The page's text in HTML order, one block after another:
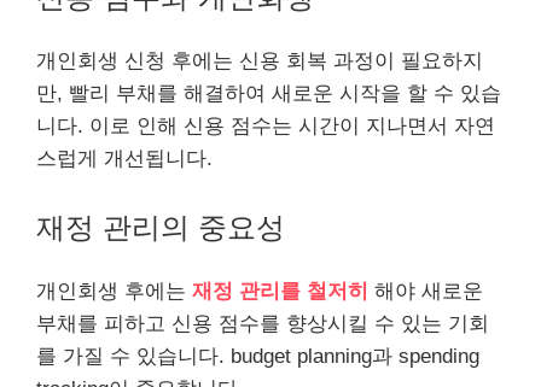
개인회생 신청 후에는 신용 회복 과정이 필요하지
만, 빨리 부채를 해결하여 새로운 시작을 할 수 있습
니다. 이로 인해 신용 점수는 시간이 지나면서 자연
스럽게 개선됩니다.
재정 관리의 중요성
개인회생 후에는 재정 관리를 철저히 해야 새로운
부채를 피하고 신용 점수를 향상시킬 수 있는 기회
를 가질 수 있습니다. budget planning과 spending